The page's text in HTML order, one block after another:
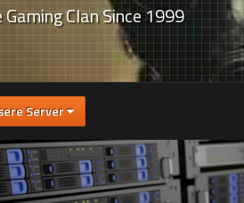
Gaming Clan Since 1999
Server